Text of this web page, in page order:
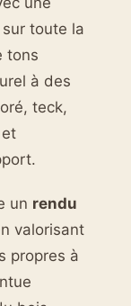
toute la
tons
à des
teck,
un rendu
valorisant
propres à